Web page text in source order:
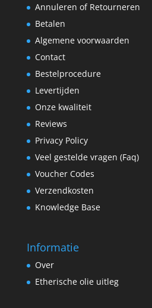
Annuleren of Retourneren
Betalen
Algemene voorwaarden
Contact
Bestelprocedure
Levertijden
Onze kwaliteit
Reviews
Privacy Policy
Veel gestelde vragen (Faq)
Voucher Codes
Verzendkosten
Knowledge Base
Informatie
Over
Etherische olie uitleg